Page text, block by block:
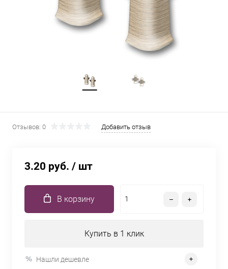
Отзывов: 0 Добавить отзыв
3.20 руб. / шт
В корзину
Купить в 1 клик
Нашли дешевле